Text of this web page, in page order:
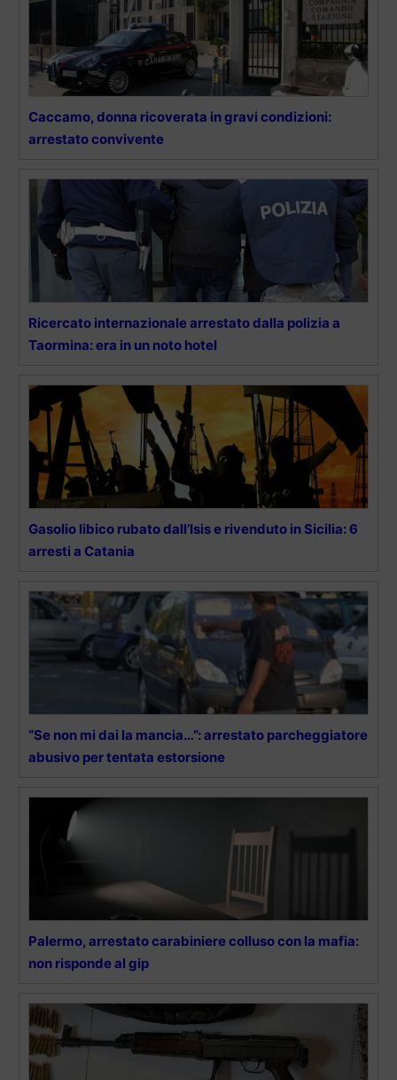
Caccamo, donna ricoverata in gravi condizioni:
arrestato convivente
Ricercato internazionale arrestato dalla polizia a
Taormina: era in un noto hotel
Gasolio libico rubato dall’Isis e rivenduto in Sicilia: 6
arresti a Catania
“Se non mi dai la mancia…”: arrestato parcheggiatore
abusivo per tentata estorsione
Palermo, arrestato carabiniere colluso con la mafia:
non risponde al gip